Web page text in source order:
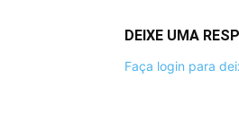
DEIXE UMA
Faça login para